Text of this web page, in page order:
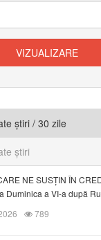
știri / 30 zile
știri
NE SUSȚIN ÎN
Duminica a VI-a după
789